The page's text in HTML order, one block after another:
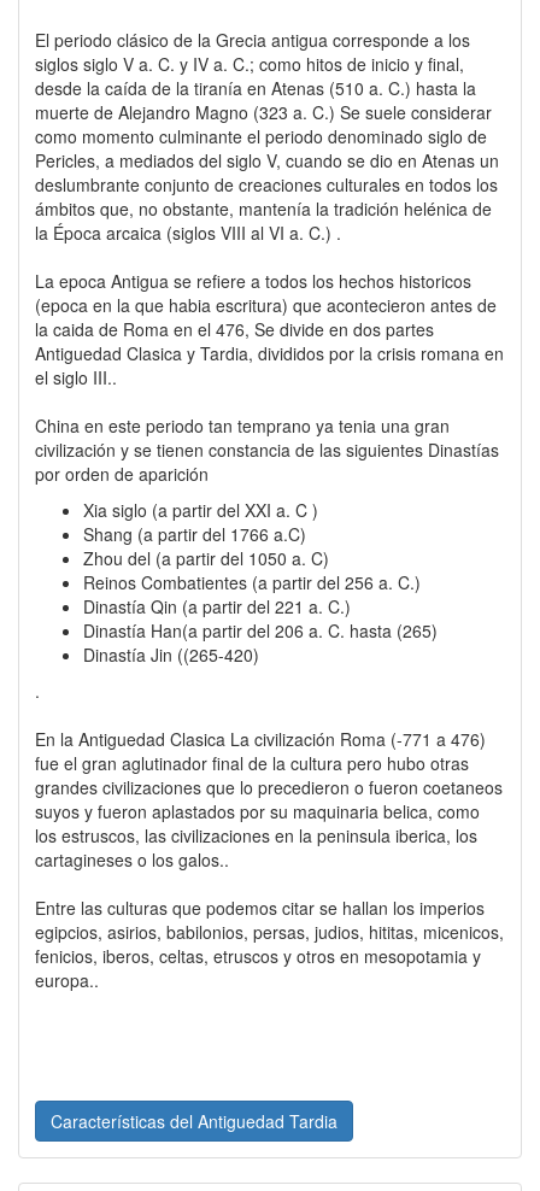
El periodo clásico de la Grecia antigua corresponde a los
siglos siglo V a. C. y IV a. C.; como hitos de inicio y final,
desde la caída de la tiranía en Atenas (510 a. C.) hasta la
muerte de Alejandro Magno (323 a. C.) Se suele considerar
como momento culminante el periodo denominado siglo de
Pericles, a mediados del siglo V, cuando se dio en Atenas un
deslumbrante conjunto de creaciones culturales en todos los
ámbitos que, no obstante, mantenía la tradición helénica de
la Época arcaica (siglos VIII al VI a. C.) .
La epoca Antigua se refiere a todos los hechos historicos
(epoca en la que habia escritura) que acontecieron antes de
la caida de Roma en el 476, Se divide en dos partes
Antiguedad Clasica y Tardia, divididos por la crisis romana en
el siglo III..
China en este periodo tan temprano ya tenia una gran
civilización y se tienen constancia de las siguientes Dinastías
por orden de aparición
Xia siglo (a partir del XXI a. C )
Shang (a partir del 1766 a.C)
Zhou del (a partir del 1050 a. C)
Reinos Combatientes (a partir del 256 a. C.)
Dinastía Qin (a partir del 221 a. C.)
Dinastía Han(a partir del 206 a. C. hasta (265)
Dinastía Jin ((265-420)
.
En la Antiguedad Clasica La civilización Roma (-771 a 476)
fue el gran aglutinador final de la cultura pero hubo otras
grandes civilizaciones que lo precedieron o fueron coetaneos
suyos y fueron aplastados por su maquinaria belica, como
los estruscos, las civilizaciones en la peninsula iberica, los
cartagineses o los galos..
Entre las culturas que podemos citar se hallan los imperios
egipcios, asirios, babilonios, persas, judios, hititas, micenicos,
fenicios, iberos, celtas, etruscos y otros en mesopotamia y
europa..
Características del Antiguedad Tardia